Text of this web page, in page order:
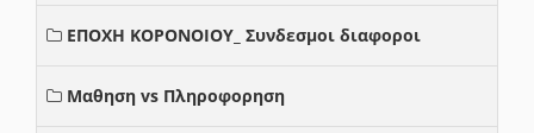
ΕΠΟΧΗ ΚΟΡΟΝΟΙΟΥ_ Συνδεσμοι διαφοροι
Μαθηση vs Πληροφορηση